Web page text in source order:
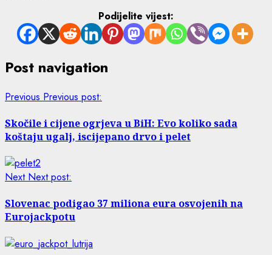
Podijelite vijest:
Post navigation
Previous Previous post:
Skočile i cijene ogrjeva u BiH: Evo koliko sada
koštaju ugalj, iscijepano drvo i pelet
Next Next post:
Slovenac podigao 37 miliona eura osvojenih na
Eurojackpotu